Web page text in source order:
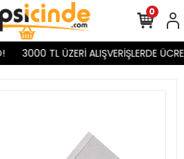
3000 TL ÜZERİ ALIŞVERİŞLERDE
0